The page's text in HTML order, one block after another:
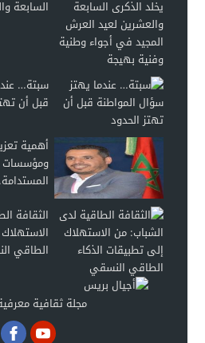
السابعة
سبتة…
قبل أن
أهمية
ومؤسسات
الثقافة
الطاقي
مجلة ثقافية